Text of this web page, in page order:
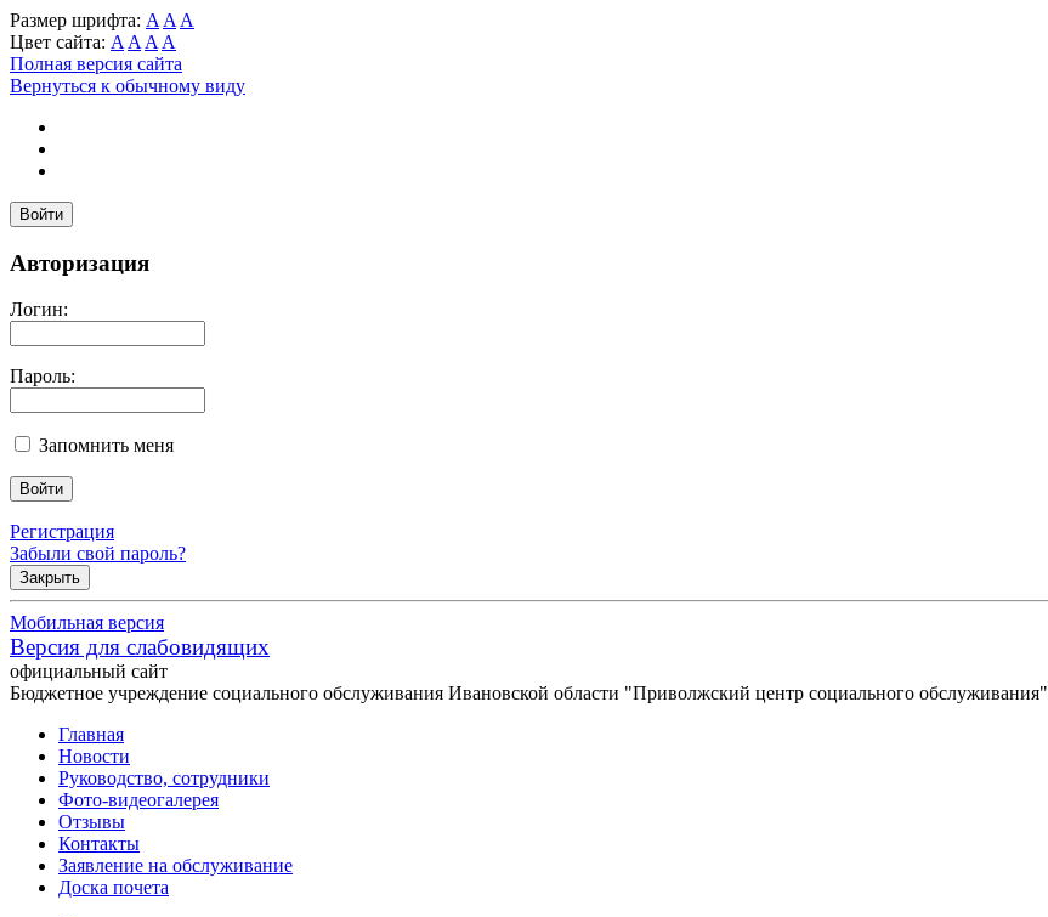
Размер шрифта: A A A
Цвет сайта: A A A A
Полная версия сайта
Вернуться к обычному виду
Войти
Авторизация
Логин:
Пароль:
Запомнить меня
Регистрация
Забыли свой пароль?
Закрыть
Мобильная версия
Версия для слабовидящих
официальный сайт
Бюджетное учреждение социального обслуживания Ивановской области "Приволжский центр социального обслуживания"
Главная
Новости
Руководство, сотрудники
Фото-видеогалерея
Отзывы
Контакты
Заявление на обслуживание
Доска почета